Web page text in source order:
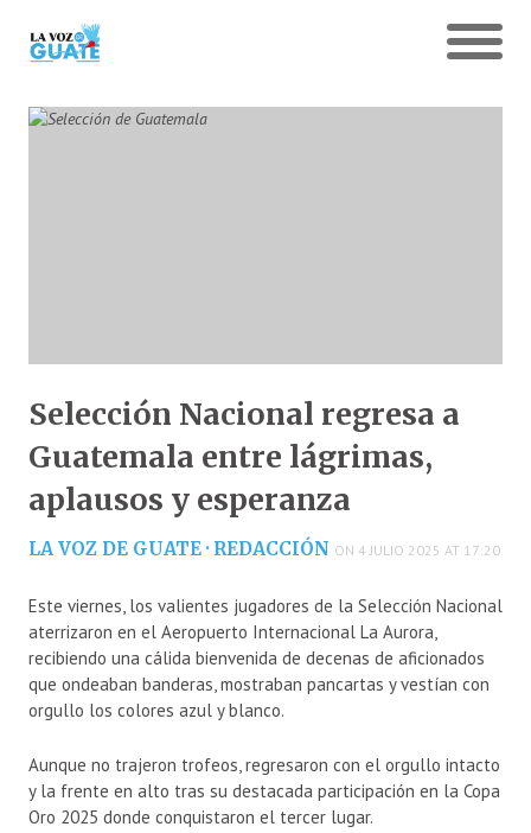
Selección Nacional regresa a
Guatemala entre lágrimas,
aplausos y esperanza
LA VOZ DE GUATE · REDACCIÓN ON 4 JULIO 2025 AT 17:20
Este viernes, los valientes jugadores de la Selección Nacional
aterrizaron en el Aeropuerto Internacional La Aurora,
recibiendo una cálida bienvenida de decenas de aficionados
que ondeaban banderas, mostraban pancartas y vestían con
orgullo los colores azul y blanco.
Aunque no trajeron trofeos, regresaron con el orgullo intacto
y la frente en alto tras su destacada participación en la Copa
Oro 2025 donde conquistaron el tercer lugar.